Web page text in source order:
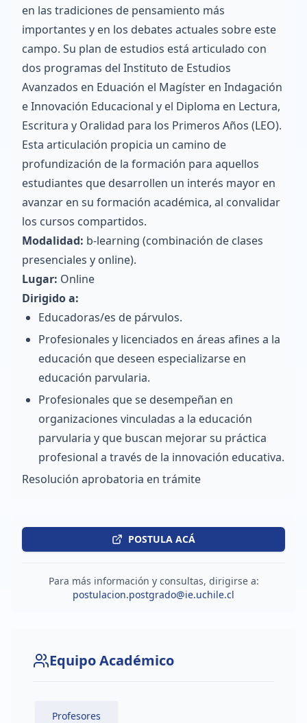
en las tradiciones de pensamiento más
importantes y en los debates actuales sobre este
campo. Su plan de estudios está articulado con
dos programas del Instituto de Estudios
Avanzados en Eduación el Magíster en Indagación
e Innovación Educacional y el Diploma en Lectura,
Escritura y Oralidad para los Primeros Años (LEO).
Esta articulación propicia un camino de
profundización de la formación para aquellos
estudiantes que desarrollen un interés mayor en
avanzar en su formación académica, al convalidar
los cursos compartidos.
Modalidad: b-learning (combinación de clases
presenciales y online).
Lugar: Online
Dirigido a:
Educadoras/es de párvulos.
Profesionales y licenciados en áreas afines a la
educación que deseen especializarse en
educación parvularia.
Profesionales que se desempeñan en
organizaciones vinculadas a la educación
parvularia y que buscan mejorar su práctica
profesional a través de la innovación educativa.
Resolución aprobatoria en trámite
POSTULA ACÁ
Para más información y consultas, dirigirse a:
postulacion.postgrado@ie.uchile.cl
Equipo Académico
Profesores